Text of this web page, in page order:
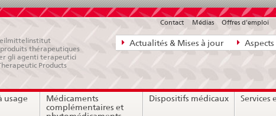
Navigation
directe:
bases
juridiques,
Actualités & Mises à jour
Contact Médias Offres d'emploi
thérapeutiques
gli agenti terapeutici
Products
usage
Médicaments
complémentaires et
Dispositifs médicaux Services